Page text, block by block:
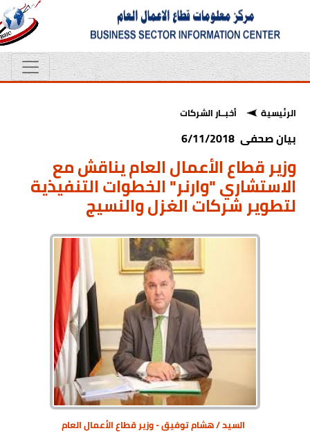
الرئيسية أخبــار الشركات
بيان صحفى 6/11/2018
وزير قطاع الأعمال العام يناقش مع
الاستشاري "وارنر" الخطوات التنفيذية
لتطوير شركات الغزل والنسيج
السيد / هشام توفيق - وزير قطاع الأعمال العام